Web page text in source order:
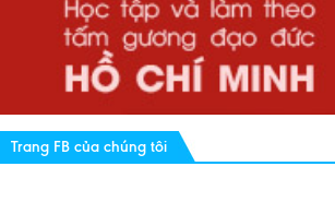
Trang FB của chúng tôi